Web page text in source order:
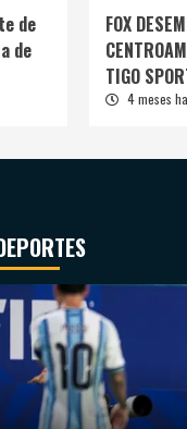
de
de
FOX
TIGO
4 meses